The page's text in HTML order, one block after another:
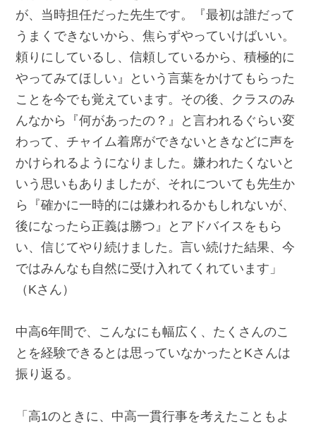
が、当時担任だった先生です。『最初は誰だって
うまくできないから、焦らずやっていけばいい。
頼りにしているし、信頼しているから、積極的に
やってみてほしい』という言葉をかけてもらった
ことを今でも覚えています。その後、クラスのみ
んなから『何があったの？』と言われるぐらい変
わって、チャイム着席ができないときなどに声を
かけられるようになりました。嫌われたくないと
いう思いもありましたが、それについても先生か
ら『確かに一時的には嫌われるかもしれないが、
後になったら正義は勝つ』とアドバイスをもら
い、信じてやり続けました。言い続けた結果、今
ではみんなも自然に受け入れてくれています」
（Kさん）
中高6年間で、こんなにも幅広く、たくさんのこ
とを経験できるとは思っていなかったとKさんは
振り返る。
「高1のときに、中高一貫行事を考えたこともよ